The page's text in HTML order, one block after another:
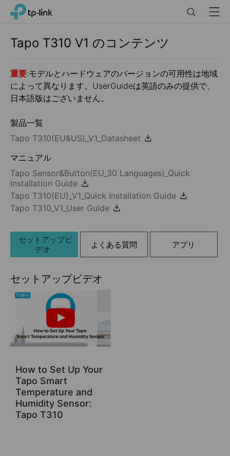
Click
navigation
TP-Link, Reliably Smart Menu
Tapo T310 V1 のコンテンツ
重要:モデルとハードウェアのバージョンの可用性は地域
によって異なります。UserGuideは英語のみの提供で、
日本語版はございません。
製品一覧
Tapo T310(EU&US)_V1_Datasheet
マニュアル
Tapo Sensor&Button(EU_30 Languages)_Quick
Installation Guide
Tapo T310(EU)_V1_Quick Installation Guide
Tapo T310_V1_User Guide
セットアップビ
デオ
よくある質問 アプリ
セットアップビデオ
How to Set Up Your
Tapo Smart
Temperature and
Humidity Sensor:
Tapo T310